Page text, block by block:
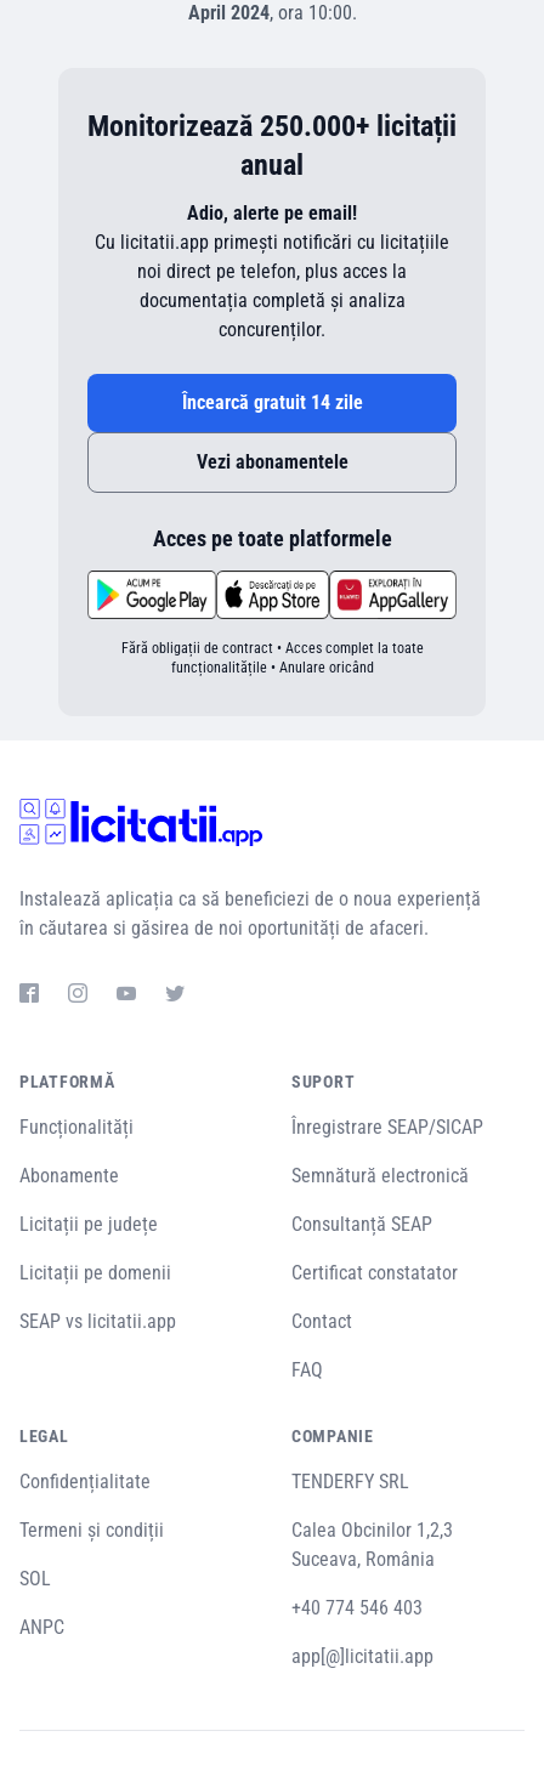
April 2024, ora 10:00.
Monitorizează 250.000+ licitații
anual
Adio, alerte pe email!
Cu licitatii.app primești notificări cu licitațiile
noi direct pe telefon, plus acces la
documentația completă și analiza
concurenților.
Încearcă gratuit 14 zile
Vezi abonamentele
Acces pe toate platformele
Fără obligații de contract • Acces complet la toate
funcționalitățile • Anulare oricând
Instalează aplicația ca să beneficiezi de o noua experiență
în căutarea si găsirea de noi oportunități de afaceri.
PLATFORMĂ
Funcționalități
Abonamente
Licitații pe județe
Licitații pe domenii
SEAP vs licitatii.app
SUPORT
Înregistrare SEAP/SICAP
Semnătură electronică
Consultanță SEAP
Certificat constatator
Contact
FAQ
LEGAL
Confidențialitate
Termeni și condiții
SOL
ANPC
COMPANIE
TENDERFY SRL
Calea Obcinilor 1,2,3
Suceava, România
+40 774 546 403
app[@]licitatii.app